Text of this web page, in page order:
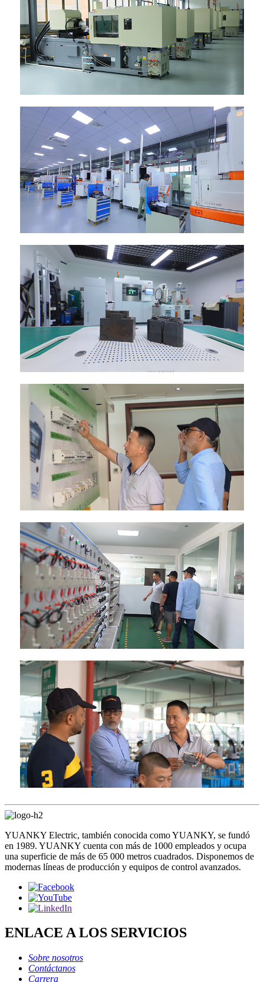
YUANKY Electric, también conocida como YUANKY, se fundó
en 1989. YUANKY cuenta con más de 1000 empleados y ocupa
una superficie de más de 65 000 metros cuadrados. Disponemos de
modernas líneas de producción y equipos de control avanzados.
ENLACE A LOS SERVICIOS
Sobre nosotros
Contáctanos
Carrera